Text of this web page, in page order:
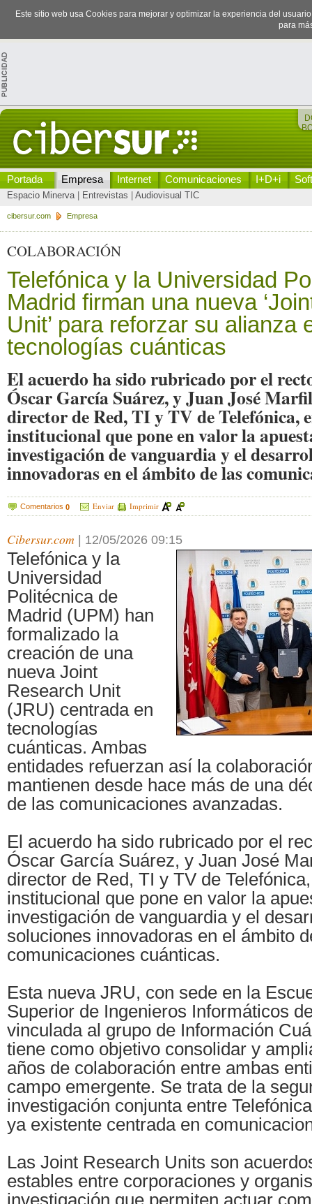
Este sitio web usa Cookies para mejorar y optimizar la experiencia del
para
Portada Empresa Internet Comunicaciones I+D+i
Espacio Minerva| Entrevistas Audiovisual TIC
cibersur.com Empresa
COLABORACIÓN
Telefónica y la Universidad
Madrid firman una nueva
Unit’ para reforzar su alianza
tecnologías cuánticas
El acuerdo ha sido rubricado por el
Óscar García Suárez, y Juan José
director de Red, TI y TV de Telefónica,
institucional que pone en valor la
investigación de vanguardia y el
innovadoras en el ámbito de las
Comentarios 0 Enviar Imprimir
Cibersur.com 12/05/2026 09:15
Telefónica y la
Universidad
Politécnica de
Madrid (UPM) han
formalizado la
creación de una
nueva Joint
Research Unit
(JRU) centrada en
tecnologías
cuánticas. Ambas
entidades refuerzan así la
mantienen desde hace más de una
de las comunicaciones avanzadas.
El acuerdo ha sido rubricado por el
Óscar García Suárez, y Juan José
director de Red, TI y TV de
institucional que pone en valor la
investigación de vanguardia y el
soluciones innovadoras en el ámbito
comunicaciones cuánticas.
Esta nueva JRU, con sede en la
Superior de Ingenieros Informáticos
vinculada al grupo de Información
tiene como objetivo consolidar y
años de colaboración entre ambas
campo emergente. Se trata de la
investigación conjunta entre
ya existente centrada en
Las Joint Research Units son
estables entre corporaciones y
investigación que permiten actuar